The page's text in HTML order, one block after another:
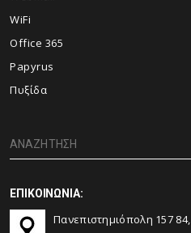
WiFi
Office 365
Papyrus
Πυξίδα
ΕΠΙΚΟΙΝΩΝΙΑ:
Πανεπιστημιόπολη 157 84,